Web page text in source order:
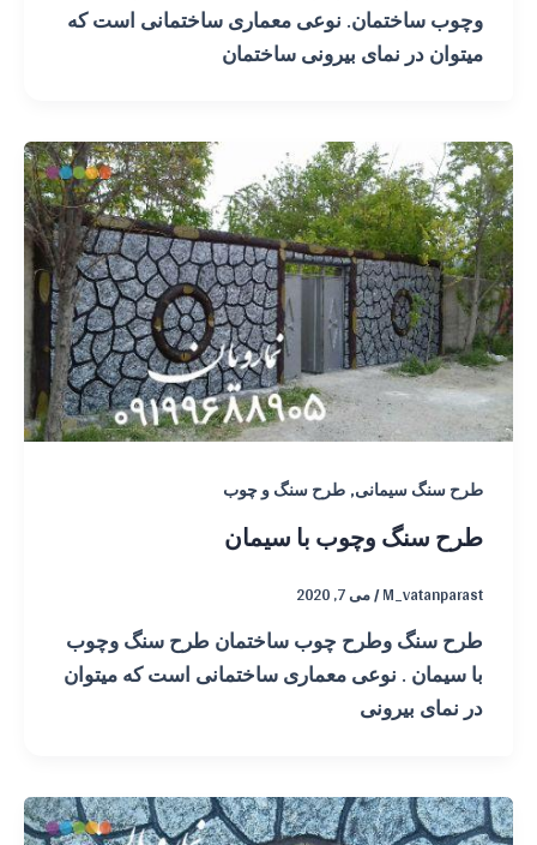
وچوب ساختمان. نوعی معماری ساختمانی است که
میتوان در نمای بیرونی ساختمان
طرح سنگ سیمانی,طرح سنگ و چوب
طرح سنگ وچوب با سیمان
M_vatanparast
/می 7, 2020
طرح سنگ وطرح چوب ساختمان طرح سنگ وچوب
با سیمان . نوعی معماری ساختمانی است که میتوان
در نمای بیرونی